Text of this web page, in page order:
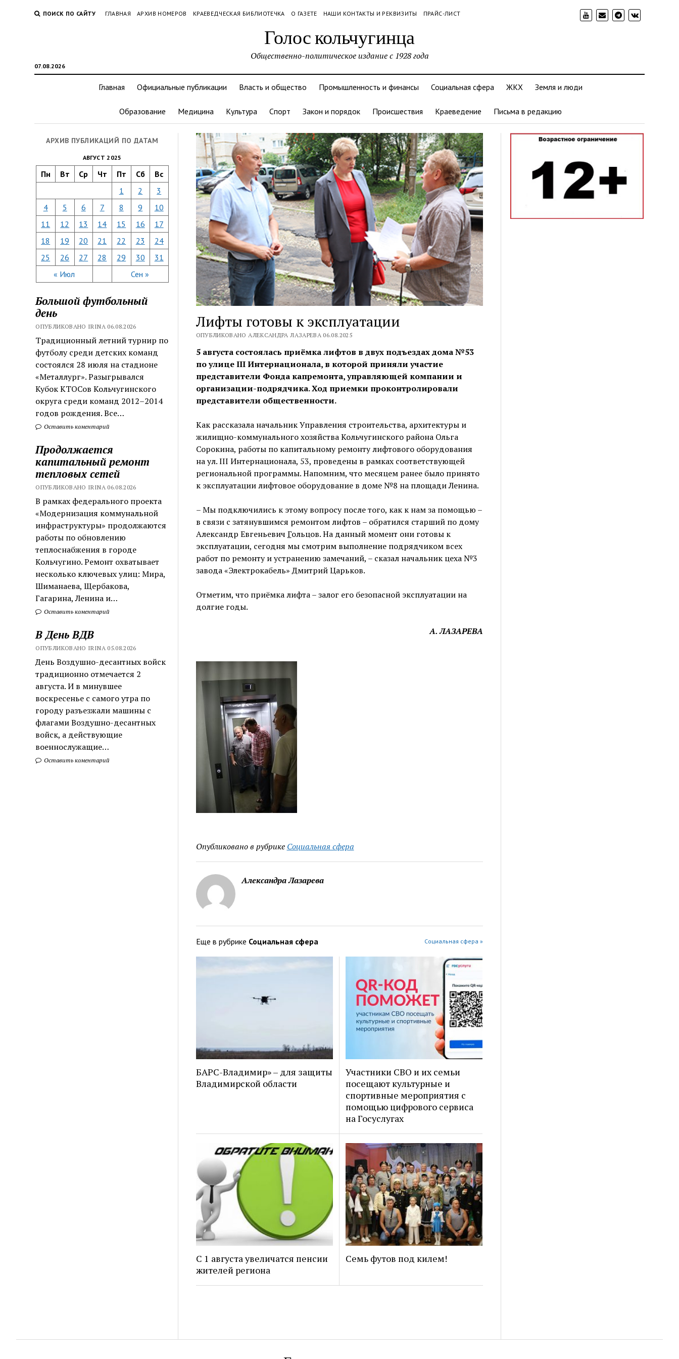
ПОИСК ПО САЙТУ ГЛАВНАЯ АРХИВ НОМЕРОВ КРАЕВЕДЧЕСКАЯ БИБЛИОТЕЧКА О ГАЗЕТЕ НАШИ КОНТАКТЫ И РЕКВИЗИТЫ ПРАЙС-ЛИСТ
Голос кольчугинца
07.08.2026
Общественно-политическое издание с 1928 года
Главная Официальные публикации Власть и общество Промышленность и финансы Социальная сфера ЖКХ Земля и люди
Образование Медицина Культура Спорт Закон и порядок Происшествия Краеведение Письма в редакцию
АРХИВ ПУБЛИКАЦИЙ ПО ДАТАМ
АВГУСТ 2025
Пн Вт Ср Чт Пт Сб Вс
« Июл Сен »
1 2
3
4
5 6 7 8 9
10
11
12 13 14 15 16
17
18
19 20 21 22 23
24
25
26 27 28 29 30 31
Большой футбольный
день
ОПУБЛИКОВАНО IRINA 06.08.2026
Традиционный летний турнир по
футболу среди детских команд
состоялся 28 июля на стадионе
«Металлург». Разыгрывался
Кубок КТОСов Кольчугинского
округа среди команд 2012–2014
годов рождения. Все…
Оставить коментарий
Продолжается
капитальный ремонт
тепловых сетей
ОПУБЛИКОВАНО IRINA 06.08.2026
В рамках федерального проекта
«Модернизация коммунальной
инфраструктуры» продолжаются
работы по обновлению
теплоснабжения в городе
Кольчугино. Ремонт охватывает
несколько ключевых улиц: Мира,
Шиманаева, Щербакова,
Гагарина, Ленина и…
Оставить коментарий
В День ВДВ
ОПУБЛИКОВАНО IRINA 05.08.2026
День Воздушно-десантных войск
традиционно отмечается 2
августа. И в минувшее
воскресенье с самого утра по
городу разъезжали машины с
флагами Воздушно-десантных
войск, а действующие
военнослужащие…
Оставить коментарий
Лифты готовы к эксплуатации
ОПУБЛИКОВАНО АЛЕКСАНДРА ЛАЗАРЕВА 06.08.2025
5 августа состоялась приёмка лифтов в двух подъездах дома №53
по улице III Интернационала, в которой приняли участие
представители Фонда капремонта, управляющей компании и
организации-подрядчика. Ход приемки проконтролировали
представители общественности.
Как рассказала начальник Управления строительства, архитектуры и
жилищно-коммунального хозяйства Кольчугинского района Ольга
Сорокина, работы по капитальному ремонту лифтового оборудования
на ул. III Интернационала, 53, проведены в рамках соответствующей
региональной программы. Напомним, что месяцем ранее было принято
к эксплуатации лифтовое оборудование в доме №8 на площади Ленина.
– Мы подключились к этому вопросу после того, как к нам за помощью –
в связи с затянувшимся ремонтом лифтов – обратился старший по дому
Александр Евгеньевич Гольцов. На данный момент они готовы к
эксплуатации, сегодня мы смотрим выполнение подрядчиком всех
работ по ремонту и устранению замечаний, – сказал начальник цеха №3
завода «Электрокабель» Дмитрий Царьков.
Отметим, что приёмка лифта – залог его безопасной эксплуатации на
долгие годы.
А. ЛАЗАРЕВА
Опубликовано в рубрике Социальная сфера
Александра Лазарева
Еще в рубрике Социальная сфера Социальная сфера »
БАРС-Владимир» – для защиты
Владимирской области
Участники СВО и их семьи
посещают культурные и
спортивные мероприятия с
помощью цифрового сервиса
на Госуслугах
С 1 августа увеличатся пенсии
жителей региона
Семь футов под килем!